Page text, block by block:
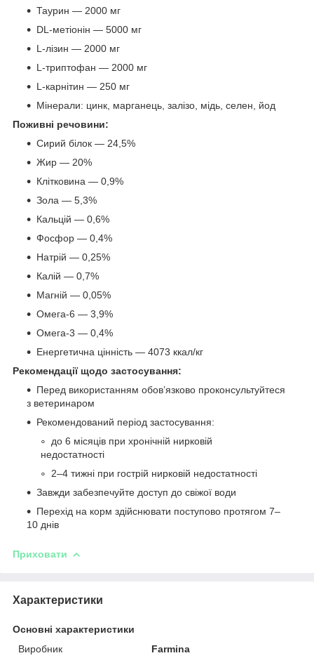
Таурин — 2000 мг
DL-метіонін — 5000 мг
L-лізин — 2000 мг
L-триптофан — 2000 мг
L-карнітин — 250 мг
Мінерали: цинк, марганець, залізо, мідь, селен, йод
Поживні речовини:
Сирий білок — 24,5%
Жир — 20%
Клітковина — 0,9%
Зола — 5,3%
Кальцій — 0,6%
Фосфор — 0,4%
Натрій — 0,25%
Калій — 0,7%
Магній — 0,05%
Омега‑6 — 3,9%
Омега‑3 — 0,4%
Енергетична цінність — 4073 ккал/кг
Рекомендації щодо застосування:
Перед використанням обов’язково проконсультуйтеся
з ветеринаром
Рекомендований період застосування:
до 6 місяців при хронічній нирковій
недостатності
2–4 тижні при гострій нирковій недостатності
Завжди забезпечуйте доступ до свіжої води
Перехід на корм здійснювати поступово протягом 7–
10 днів
Приховати
Характеристики
Основні характеристики
Виробник
Farmina